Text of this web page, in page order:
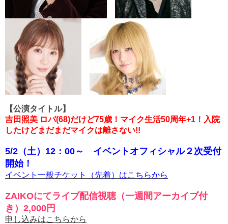
【公演タイトル】
吉田照美 ロバ(68)だけど75歳！マイク生活50周年+1！入院
したけどまだまだマイクは離さない!!
5/2（土）12：00～ イベントオフィシャル２次受付
開始！
イベント一般チケット（先着）はこちらから
ZAIKOにてライブ配信視聴（一週間アーカイブ付
き）2,000円
申し込みはこちらから